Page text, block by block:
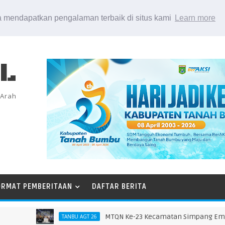
pengalaman terbaik di situs kami Learn more
PEMBERITAAN DAFTAR BERITA
TANBU AGT 26 MTQN Ke-23 Kecamatan Simpang Empat: